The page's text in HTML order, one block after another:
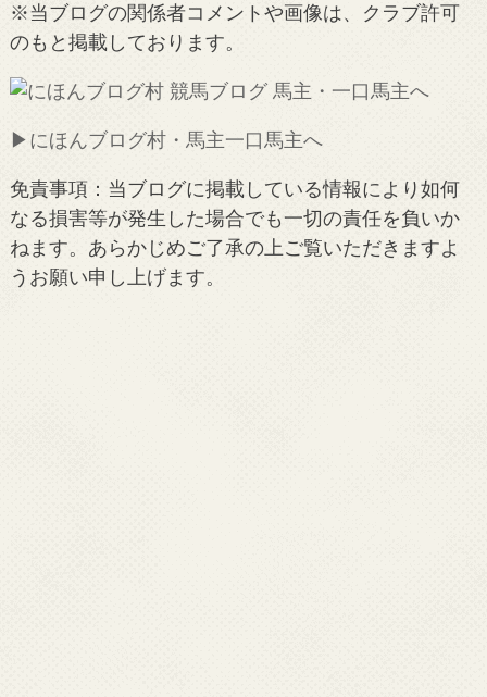
※当ブログの関係者コメントや画像は、クラブ許可
のもと掲載しております。
▶︎にほんブログ村・馬主一口馬主へ
免責事項：当ブログに掲載している情報により如何
なる損害等が発生した場合でも一切の責任を負いか
ねます。あらかじめご了承の上ご覧いただきますよ
うお願い申し上げます。